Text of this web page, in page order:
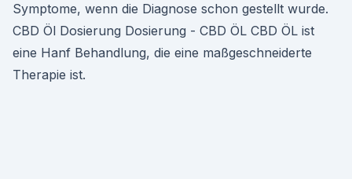
Symptome, wenn die Diagnose schon gestellt wurde.
CBD Öl Dosierung Dosierung - CBD ÖL CBD ÖL ist
eine Hanf Behandlung, die eine maßgeschneiderte
Therapie ist.